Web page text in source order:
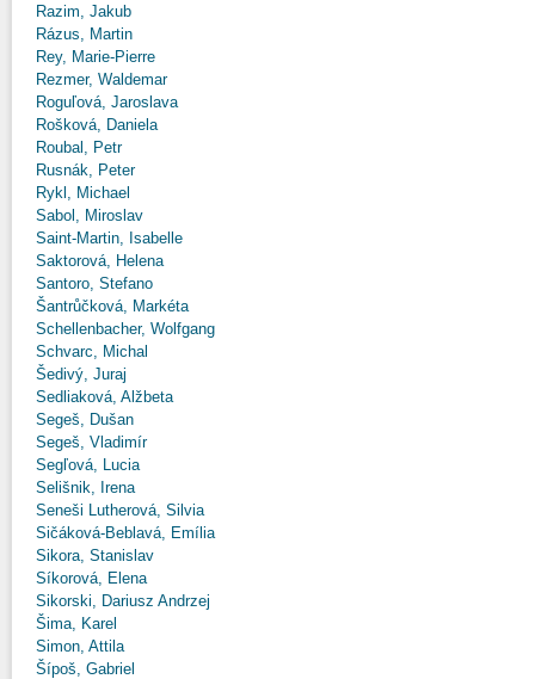
Razim, Jakub
Rázus, Martin
Rey, Marie-Pierre
Rezmer, Waldemar
Roguľová, Jaroslava
Rošková, Daniela
Roubal, Petr
Rusnák, Peter
Rykl, Michael
Sabol, Miroslav
Saint-Martin, Isabelle
Saktorová, Helena
Santoro, Stefano
Šantrůčková, Markéta
Schellenbacher, Wolfgang
Schvarc, Michal
Šedivý, Juraj
Sedliaková, Alžbeta
Segeš, Dušan
Segeš, Vladimír
Segľová, Lucia
Selišnik, Irena
Seneši Lutherová, Silvia
Sičáková-Beblavá, Emília
Sikora, Stanislav
Síkorová, Elena
Sikorski, Dariusz Andrzej
Šima, Karel
Simon, Attila
Šípoš, Gabriel